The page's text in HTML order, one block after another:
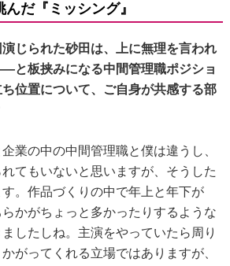
だ『ミッシング』
じられた砂田は、上に無理を言われ
と板挟みになる中間管理職ポジショ
位置について、ご自身が共感する部
業の中の中間管理職と僕は違うし、
てもいないと思いますが、そうした
。作品づくりの中で年上と年下が
かがちょっと多かったりするような
したしね。主演をやっていたら周り
がってくれる立場ではありますが、